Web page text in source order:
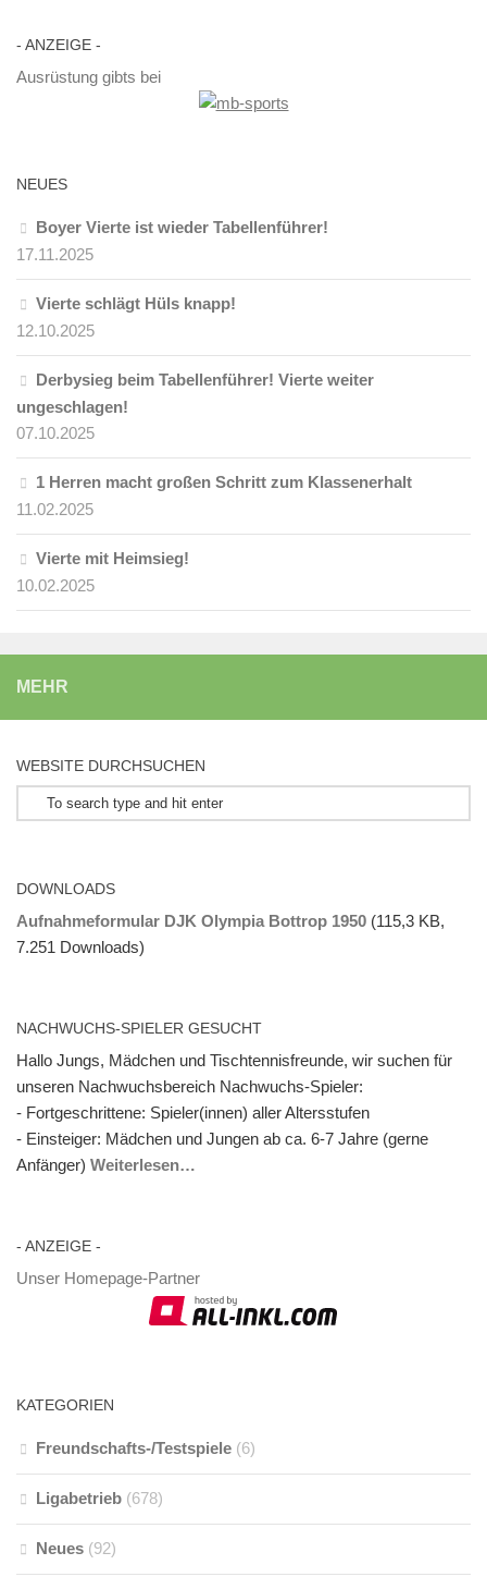
- AN­ZEI­GE -
Ausrüstung gibts bei
NEU­ES
Boy­er Vier­te ist wie­der Tabellenführer!
17.11.2025
Vier­te schlägt Hüls knapp!
12.10.2025
Der­by­sieg beim Ta­bel­len­füh­rer! Vier­te wei­ter
ungeschlagen!
07.10.2025
1 Her­ren macht gro­ßen Schritt zum Klassenerhalt
11.02.2025
Vier­te mit Heimsieg!
10.02.2025
MEHR
WEB­SITE DURCHSUCHEN
DOWN­LOADS
Aufnahmeformular DJK Olympia Bottrop 1950 (115,3 KB,
7.251 Downloads)
NACH­WUCHS-SPIE­LER GESUCHT
Hallo Jungs, Mädchen und Tischtennisfreunde, wir suchen für
unseren Nachwuchsbereich Nachwuchs-Spieler:
- Fortgeschrittene: Spieler(innen) aller Altersstufen
- Einsteiger: Mädchen und Jungen ab ca. 6-7 Jahre (gerne
Anfänger) Weiterlesen…
- AN­ZEI­GE -
Unser Homepage-Partner
KA­TE­GO­RIEN
Freundschafts-/Testspiele (6)
Ligabetrieb (678)
Neues (92)